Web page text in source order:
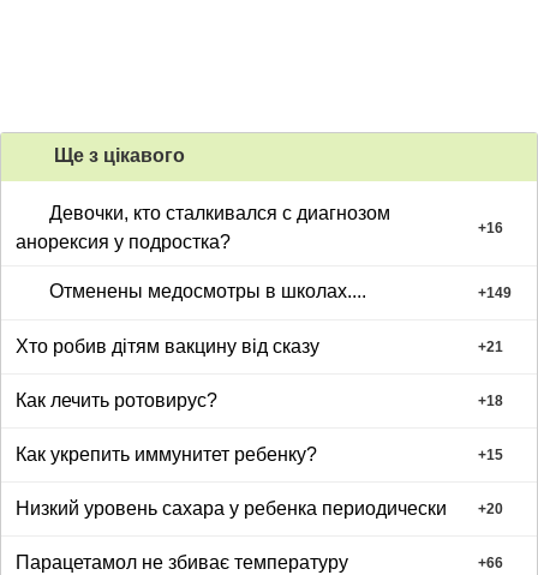
Ще з цiкавого
Девочки, кто сталкивался с диагнозом
анорексия у подростка?
+16
Отменены медосмотры в школах.... +149
Хто робив дітям вакцину від сказу +21
Как лечить ротовирус? +18
Как укрепить иммунитет ребенку? +15
Низкий уровень сахара у ребенка периодически +20
Парацетамол не збиває температуру +66